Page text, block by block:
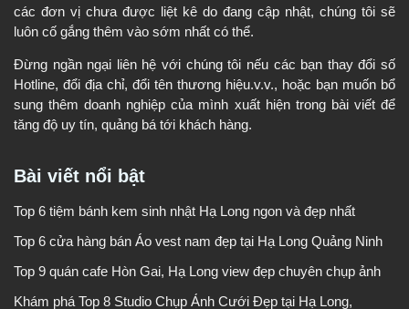
các đơn vị chưa được liệt kê do đang cập nhật, chúng tôi sẽ
luôn cố gắng thêm vào sớm nhất có thể.
Đừng ngần ngại liên hệ với chúng tôi nếu các bạn thay đổi số
Hotline, đổi địa chỉ, đổi tên thương hiệu.v.v., hoặc bạn muốn bổ
sung thêm doanh nghiệp của mình xuất hiện trong bài viết để
tăng độ uy tín, quảng bá tới khách hàng.
Bài viết nổi bật
Top 6 tiệm bánh kem sinh nhật Hạ Long ngon và đẹp nhất
Top 6 cửa hàng bán Áo vest nam đẹp tại Hạ Long Quảng Ninh
Top 9 quán cafe Hòn Gai, Hạ Long view đẹp chuyên chụp ảnh
Khám phá Top 8 Studio Chụp Ảnh Cưới Đẹp tại Hạ Long,